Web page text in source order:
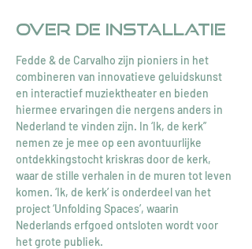
Over de installatie
Fedde & de Carvalho zijn pioniers in het
combineren van innovatieve geluidskunst
en interactief muziektheater en bieden
hiermee ervaringen die nergens anders in
Nederland te vinden zijn. In ‘Ik, de kerk”
nemen ze je mee op een avontuurlijke
ontdekkingstocht kriskras door de kerk,
waar de stille verhalen in de muren tot leven
komen. ‘Ik, de kerk’ is onderdeel van het
project ‘Unfolding Spaces’, waarin
Nederlands erfgoed ontsloten wordt voor
het grote publiek.